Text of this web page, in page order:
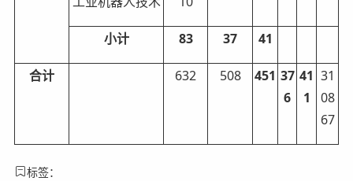
小计 83 37 41
合计 632 508 451 37
6
41
1
31
08
67
标签：